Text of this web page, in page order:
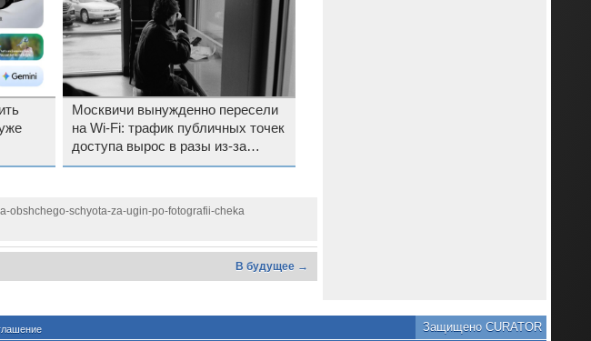
Москвичи вынужденно пересели
на Wi-Fi: трафик публичных точек
доступа вырос в разы из-за
отключений мобильного
obshchego-schyota-za-ugin-po-fotografii-cheka
В будущее →
Защищено CURATOR